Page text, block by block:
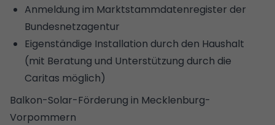
Anmeldung im Marktstammdatenregister der
Bundesnetzagentur
Eigenständige Installation durch den Haushalt
(mit Beratung und Unterstützung durch die
Caritas möglich)
Balkon-Solar-Förderung in Mecklenburg-
Vorpommern